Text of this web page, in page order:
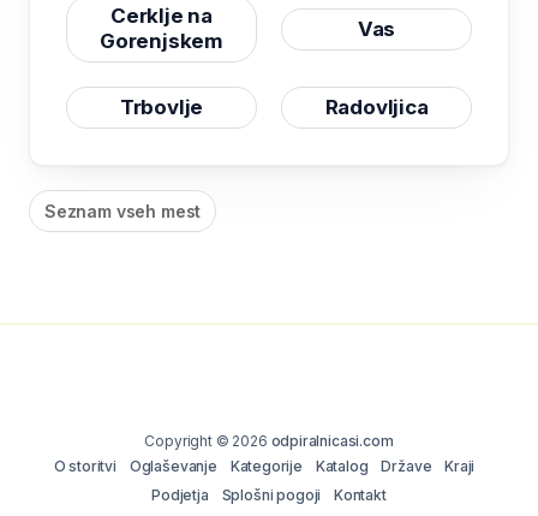
Cerklje na
Gorenjskem
Vas
Trbovlje Radovljica
Seznam vseh mest
Copyright © 2026 odpiralnicasi.com
O storitvi
Oglaševanje Kategorije Katalog Države
Kraji
Podjetja
Splošni pogoji Kontakt